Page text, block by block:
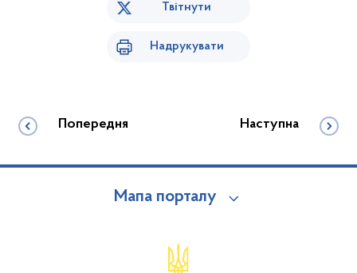
Твітнути
Надрукувати
Попередня Наступна
Мапа порталу